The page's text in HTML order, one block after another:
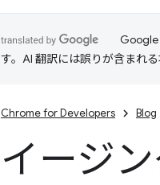
Google
す。AI 翻訳には誤りが含まれる
Chrome for Developers Blog
イージ